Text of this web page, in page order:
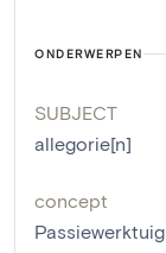
ONDERWERPEN
SUBJECT
allegorie[n]
concept
Passiewerktuig